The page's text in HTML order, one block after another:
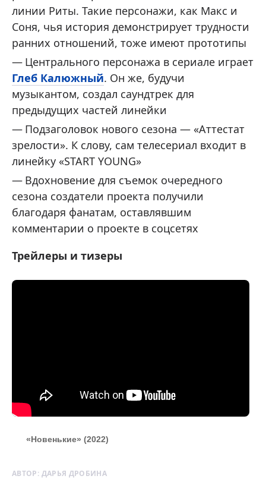
линии Риты. Такие персонажи, как Макс и
Соня, чья история демонстрирует трудности
ранних отношений, тоже имеют прототипы
Центрального персонажа в сериале играет
Глеб Калюжный. Он же, будучи
музыкантом, создал саундтрек для
предыдущих частей линейки
Подзаголовок нового сезона — «Аттестат
зрелости». К слову, сам телесериал входит в
линейку «START YOUNG»
Вдохновение для съемок очередного
сезона создатели проекта получили
благодаря фанатам, оставлявшим
комментарии о проекте в соцсетях
Трейлеры и тизеры
«Новенькие» (2022)
АВТОР: ДАРЬЯ ДРОБИНА